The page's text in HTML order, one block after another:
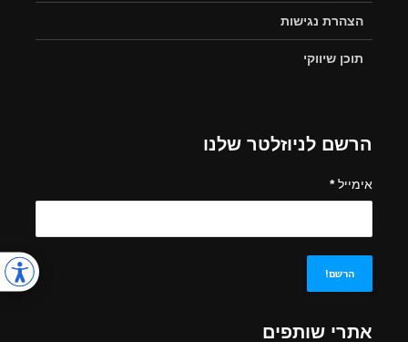
הצהרת נגישות
תוכן שיווקי
הרשם לניוזלטר שלנו
אימייל*
אתרי שותפים